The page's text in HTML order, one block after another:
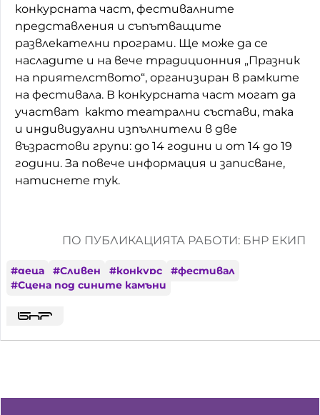
конкурсната част, фестивалните
представления и съпътващите
развлекателни програми. Ще може да се
насладите и на вече традиционния „Празник
на приятелството“, организиран в рамките
на фестивала. В конкурсната част могат да
участват както театрални състави, така
и индивидуални изпълнители в две
възрастови групи: до 14 години и от 14 до 19
години. За повече информация и записване,
натиснете тук.
ПО ПУБЛИКАЦИЯТА РАБОТИ: БНР ЕКИП
#деца #Сливен #конкурс #фестивал
#Сцена под сините камъни